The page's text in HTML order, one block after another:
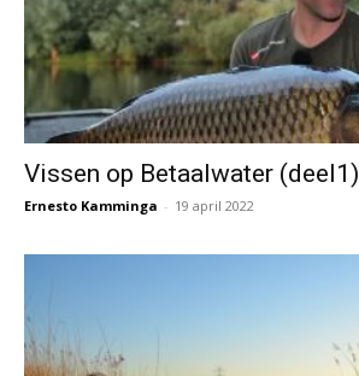
Vissen op Betaalwater (deel1)
Ernesto Kamminga - 19 april 2022